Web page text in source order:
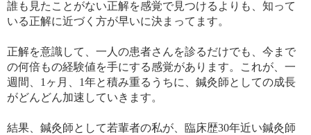
誰も見たことがない正解を感覚で見つけるよりも、知って
いる正解に近づく方が早いに決まってます。
正解を意識して、一人の患者さんを診るだけでも、今まで
の何倍もの経験値を手にする感覚があります。これが、一
週間、1ヶ月、1年と積み重るうちに、鍼灸師としての成長
がどんどん加速していきます。
結果、鍼灸師として若輩者の私が、臨床歴30年近い鍼灸師